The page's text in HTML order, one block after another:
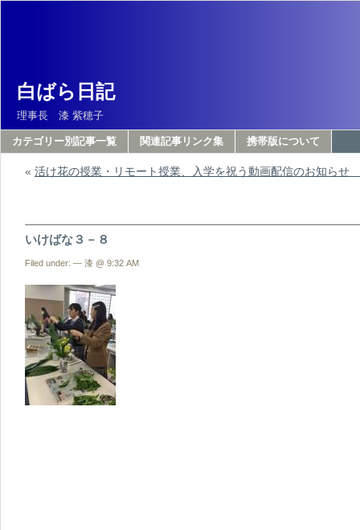
白ばら日記
理事長 漆 紫穂子
カテゴリー別記事一覧 関連記事リンク集 携帯版について
« 活け花の授業・リモート授業、入学を祝う動画配信のお知らせ
いけばな３－８
Filed under: — 漆 @ 9:32 AM